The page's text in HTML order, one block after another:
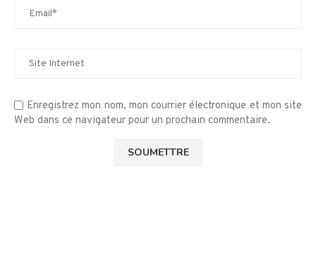
Enregistrez mon nom, mon courrier électronique et mon site
Web dans ce navigateur pour un prochain commentaire.